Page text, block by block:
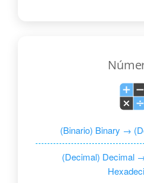
(Binario) Binary →
(Decimal) Decimal